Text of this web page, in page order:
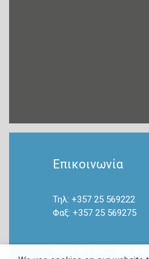
Επικοινωνία
Τηλ: +357 25 569222
Φαξ: +357 25 569275